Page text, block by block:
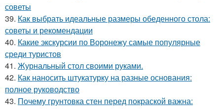
советы
39. Как выбрать идеальные размеры обеденного стола:
советы и рекомендации
40. Какие экскурсии по Воронежу самые популярные
среди туристов
41. Журнальный стол своими руками.
42. Как наносить штукатурку на разные основания:
полное руководство
43. Почему грунтовка стен перед покраской важна: